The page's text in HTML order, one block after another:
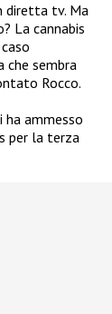
diretta tv. Ma
La cannabis
che sembra
Rocco.
ha ammesso
per la terza